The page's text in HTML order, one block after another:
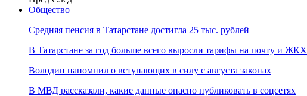
Общество
Средняя пенсия в Татарстане достигла 25 тыс. рублей
В Татарстане за год больше всего выросли тарифы на почту и ЖКХ
Володин напомнил о вступающих в силу с августа законах
В МВД рассказали, какие данные опасно публиковать в соцсетях